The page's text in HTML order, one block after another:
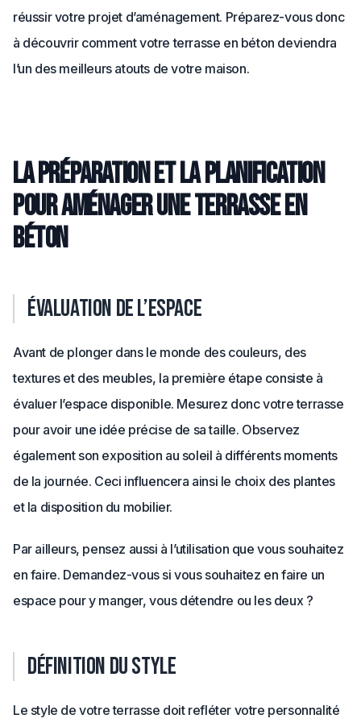
réussir votre projet d’aménagement. Préparez-vous donc
à découvrir comment votre terrasse en béton deviendra
l’un des meilleurs atouts de votre maison.
La préparation et la planification
pour aménager une terrasse en
béton
Évaluation de l’espace
Avant de plonger dans le monde des couleurs, des
textures et des meubles, la première étape consiste à
évaluer l’espace disponible. Mesurez donc votre terrasse
pour avoir une idée précise de sa taille. Observez
également son exposition au soleil à différents moments
de la journée. Ceci influencera ainsi le choix des plantes
et la disposition du mobilier.
Par ailleurs, pensez aussi à l’utilisation que vous souhaitez
en faire. Demandez-vous si vous souhaitez en faire un
espace pour y manger, vous détendre ou les deux ?
Définition du style
Le style de votre terrasse doit refléter votre personnalité